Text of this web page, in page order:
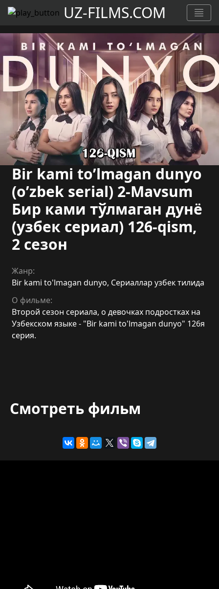
UZ-FILMS.COM
Bir kami to’lmagan dunyo
(o’zbek serial) 2-Mavsum
Бир ками тўлмаган дунё
(узбек сериал) 126-qism,
2 сезон
Жанр:
Bir kami to'lmagan dunyo, Сериаллар узбек тилида
О фильме:
Второй сезон сериала, о девочках подростках на
Узбекском языке - "Bir kami to'lmagan dunyo" 126я
серия.
Смотреть фильм